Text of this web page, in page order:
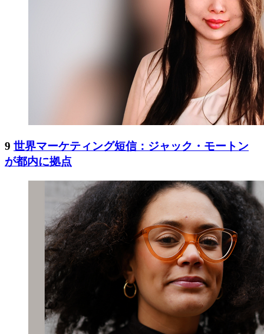
9 世界マーケティング短信：ジャック・モートン
が都内に拠点